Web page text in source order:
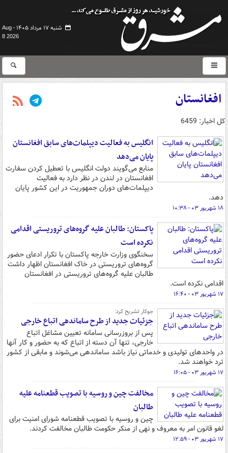
شنبه ۱۷ مرداد ۱۴۰۵ -
Aug
8 2026
افغانستان
کل اخبار: 6459
انگلیس به فعالیت دیپلمات‌های سابق افغانستان
پایان می‌دهد
منابع می‌گویند دولت انگلیس با تعطیل کردن سفارت
افغانستان در لندن در نظر دارد به فعالیت
دیپلمات‌های دوران جمهوریت در این کشور پایان
دهد.
۱۸ شهریور ۰۳ - ۱۰:۳۸
پاکستان: طالبان علیه گروه‌های تروریستی اقدامی
نکرده است
سخنگوی وزارت خارجه پاکستان با تکرار ادعای حضور
گروه‌های تروریستی در خاک افغانستان اظهار داشت
طالبان علیه گروه‌های تروریستی در افغانستان
اقدامی نکرده است.
۱۷ شهریور ۰۳ - ۱۶:۴۰
جوکار تشریح کرد:
جزئیات جدید از طرح ساماندهی اتباع خارجی
پس از بروزرسانی سامانه تعیین مشاغل اتباع
خارجی، تنها آن دسته از اتباع که به حضور و کار آنها
در واحدهای تولیدی و خدماتی نیاز باشد ساماندهی می‌شوند و مابقی از کشور
ترد خواهند شد.
۱۷ شهریور ۰۳ - ۱۶:۰۵
مخالفت چین و روسیه با تصویب قطعنامه علیه
طالبان
چین و روسیه با تصویب قطعنامه شورای امنیت برای
لغو قانون امر به معروف و نهی از منکر حکومت طالبان مخالفت کردند.
۱۷ شهریور ۰۳ - ۱۲:۵۹